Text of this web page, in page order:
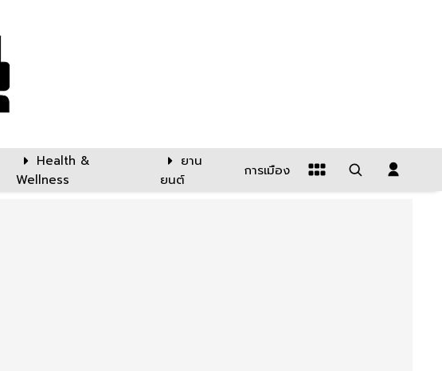
Health &
Wellness
ยาน
ยนต์
การเมือง